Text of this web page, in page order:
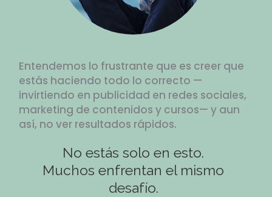
Entendemos lo frustrante que es creer que
estás haciendo todo lo correcto —
invirtiendo en publicidad en redes sociales,
marketing de contenidos y cursos— y aun
así, no ver resultados rápidos.
No estás solo en esto.
Muchos enfrentan el mismo
desafío.